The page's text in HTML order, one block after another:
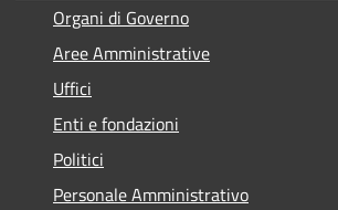
Organi di Governo
Aree Amministrative
Uffici
Enti e fondazioni
Politici
Personale Amministrativo